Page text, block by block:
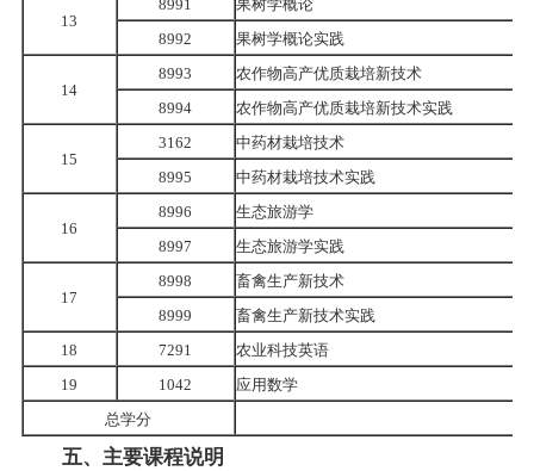
13
8991
果树学概论
8992
果树学概论实践
14
8993
农作物高产优质栽培新技术
8994
农作物高产优质栽培新技术实践
15
3162
中药材栽培技术
8995
中药材栽培技术实践
16
8996
生态旅游学
8997
生态旅游学实践
17
8998
畜禽生产新技术
8999
畜禽生产新技术实践
18
7291
农业科技英语
19
1042
应用数学
总学分
五、主要课程说明